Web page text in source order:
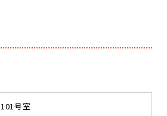
101号室